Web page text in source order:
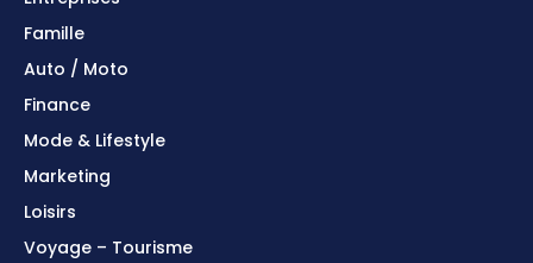
Famille
Auto / Moto
Finance
Mode & Lifestyle
Marketing
Loisirs
Voyage – Tourisme